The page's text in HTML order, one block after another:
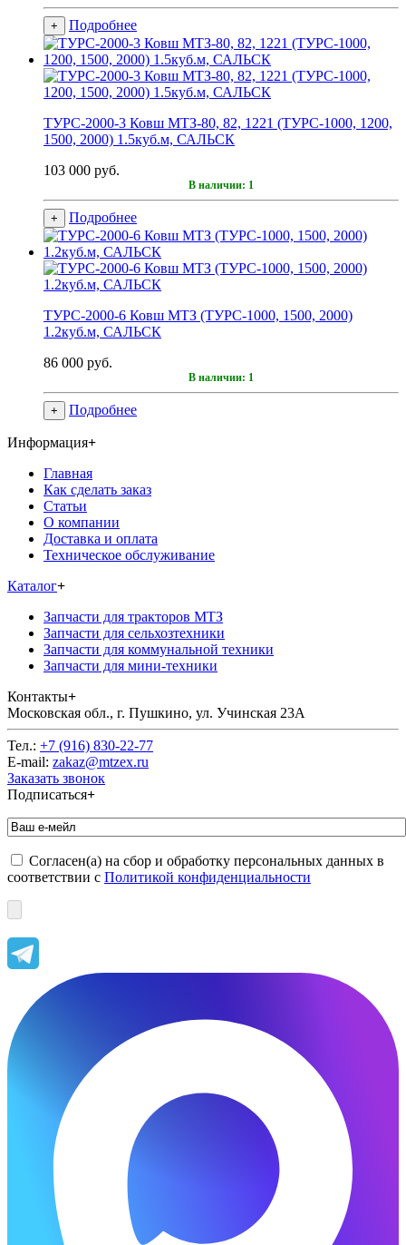
+ Подробнее
ТУРС-2000-3 Ковш МТЗ-80, 82, 1221 (ТУРС-1000, 1200,
1500, 2000) 1.5куб.м, САЛЬСК
103 000 руб.
В наличии: 1
+ Подробнее
ТУРС-2000-6 Ковш МТЗ (ТУРС-1000, 1500, 2000)
1.2куб.м, САЛЬСК
86 000 руб.
В наличии: 1
+ Подробнее
Информация+
Главная
Как сделать заказ
Статьи
О компании
Доставка и оплата
Техническое обслуживание
Каталог+
Запчасти для тракторов МТЗ
Запчасти для сельхозтехники
Запчасти для коммунальной техники
Запчасти для мини-техники
Контакты+
Московская обл., г. Пушкино, ул. Учинская 23А
Тел.: +7 (916) 830-22-77
E-mail: zakaz@mtzex.ru
Заказать звонок
Подписаться+
Согласен(а) на сбор и обработку персональных данных в
соответствии с Политикой конфиденциальности